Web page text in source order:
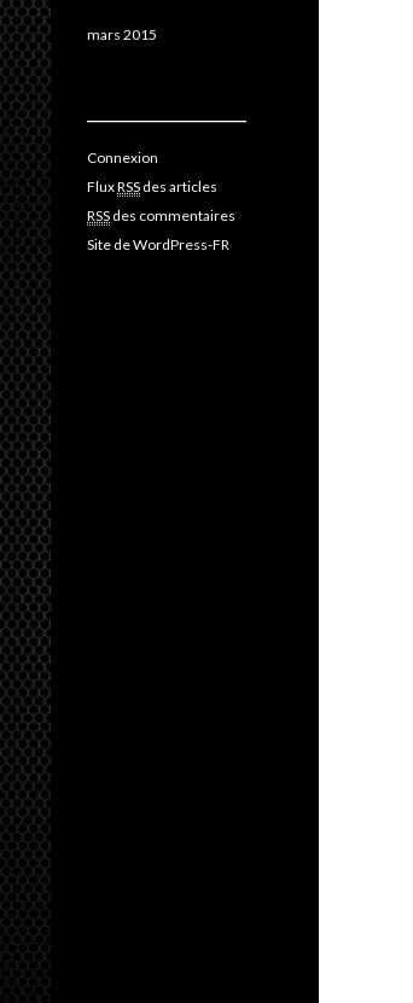
mars 2015
Connexion
FluxRSS des articles
RSS des commentaires
Site de WordPress-FR